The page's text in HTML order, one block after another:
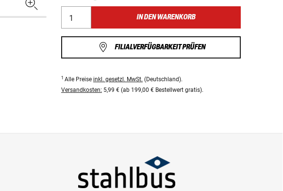
IN DEN WARENKORB
FILIALVERFÜGBARKEIT PRÜFEN
1 Alle Preise inkl. gesetzl. MwSt. (Deutschland).
Versandkosten: 5,99 € (ab 199,00 € Bestellwert gratis).